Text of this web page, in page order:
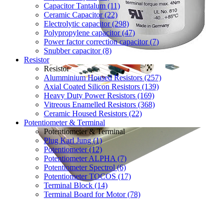
Capacitor Tantalum (11)
Ceramic Capacitor (22)
Electrolytic capacitor (298)
Polypropylene capacitor (47)
Power factor correction capacitor (7)
Snubber capacitor (8)
Resistor
Resistor
Alumminium Housed Resistors (257)
Axial Coated Silicon Resistors (139)
Heavy Duty Power Resistors (169)
Vitreous Enamelled Resistors (368)
Ceramic Housed Resistors (22)
Potentiometer & Terminal
Potentiometer & Terminal
Plug Karl Jung (1)
Potentiometer (12)
Potentiometer ALPHA (7)
Potentiometer Spectrol (6)
Potentiometer TOCOS (17)
Terminal Block (14)
Terminal Board for Motor (78)